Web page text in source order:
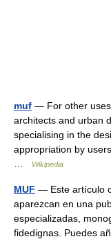
muf — For other
architects and urban
specialising in the
appropriation by
Wikipedia
MUF — Este artículo
aparezcan en una
especializadas,
fidedignas. Puedes